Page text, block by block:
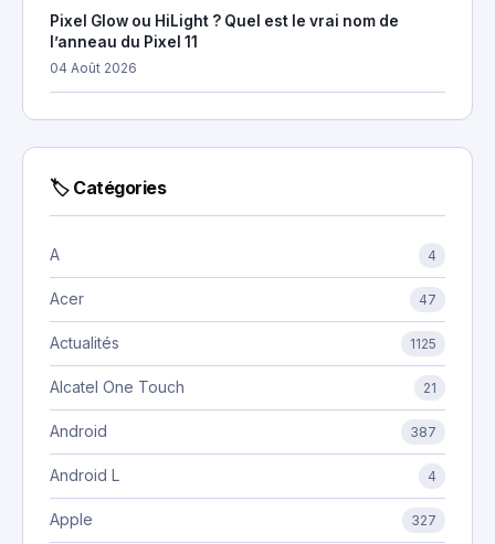
Pixel Glow ou HiLight ? Quel est le vrai nom de
l’anneau du Pixel 11
04 Août 2026
🏷 Catégories
A 4
Acer 47
Actualités 1125
Alcatel One Touch 21
Android 387
Android L 4
Apple 327